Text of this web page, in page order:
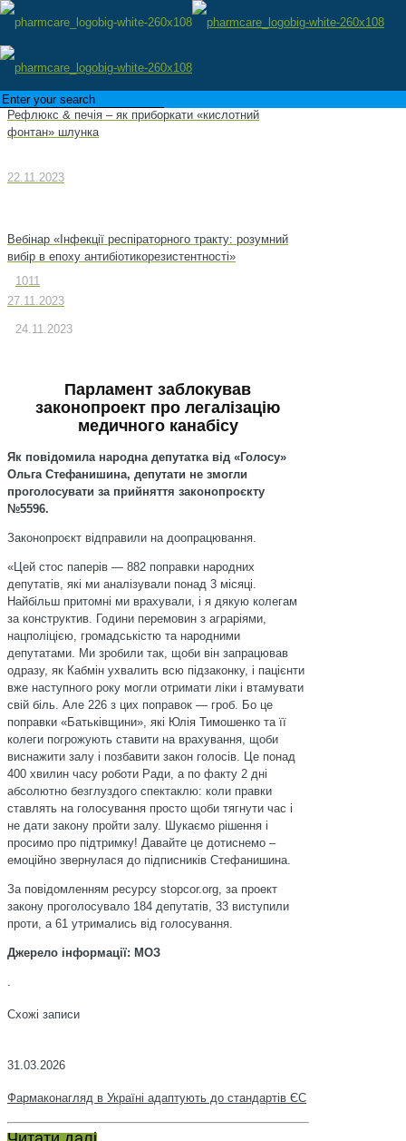
Рефлюкс & печія – як приборкати «кислотний
фонтан» шлунка
22.11.2023
Вебінар «Інфекції респіраторного тракту: розумний
вибір в епоху антибіотикорезистентності»
27.11.2023
1011
24.11.2023
Парламент заблокував
законопроект про легалізацію
медичного канабісу
Як повідомила народна депутатка від «Голосу»
Ольга Стефанишина, депутати не змогли
проголосувати за прийняття законопроєкту
№5596.
Законопроєкт відправили на доопрацювання.
«Цей стос паперів — 882 поправки народних
депутатів, які ми аналізували понад 3 місяці.
Найбільш притомні ми врахували, і я дякую колегам
за конструктив. Години перемовин з аграріями,
нацполіцією, громадськістю та народними
депутатами. Ми зробили так, щоби він запрацював
одразу, як Кабмін ухвалить всю підзаконку, і пацієнти
вже наступного року могли отримати ліки і втамувати
свій біль. Але 226 з цих поправок — гроб. Бо це
поправки «Батьківщини», які Юлія Тимошенко та її
колеги погрожують ставити на врахування, щоби
виснажити залу і позбавити закон голосів. Це понад
400 хвилин часу роботи Ради, а по факту 2 дні
абсолютно безглуздого спектаклю: коли правки
ставлять на голосування просто щоби тягнути час і
не дати закону пройти залу. Шукаємо рішення і
просимо про підтримку! Давайте це дотиснемо –
емоційно звернулася до підписників Стефанишина.
За повідомленням ресурсу stopcor.org, за проект
закону проголосувало 184 депутатів, 33 виступили
проти, а 61 утримались від голосування.
Джерело інформації: МОЗ
.
Схожі записи
31.03.2026
Фармаконагляд в Україні адаптують до стандартів ЄС